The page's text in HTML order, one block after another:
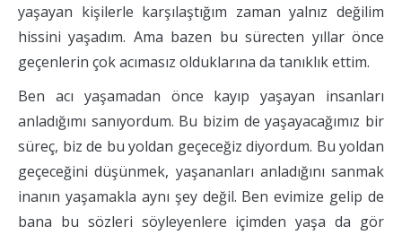
yaşayan kişilerle karşılaştığım zaman yalnız değilim
hissini yaşadım. Ama bazen bu sürecten yıllar önce
geçenlerin çok acımasız olduklarına da tanıklık ettim.
Ben acı yaşamadan önce kayıp yaşayan insanları
anladığımı sanıyordum. Bu bizim de yaşayacağımız bir
süreç, biz de bu yoldan geçeceğiz diyordum. Bu yoldan
geçeceğini düşünmek, yaşananları anladığını sanmak
inanın yaşamakla aynı şey değil. Ben evimize gelip de
bana bu sözleri söyleyenlere içimden yaşa da gör